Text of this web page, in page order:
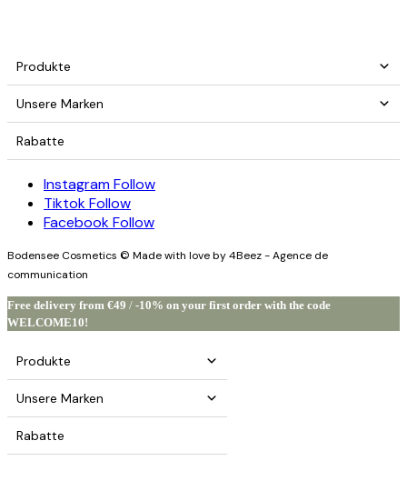
Produkte
Unsere Marken
Rabatte
InstagramFollow
TiktokFollow
FacebookFollow
Bodensee Cosmetics © Made with love by 4Beez - Agence de
communication
Free delivery from €49 / -10% on your first order with the code
WELCOME10!
Produkte
Unsere Marken
Rabatte